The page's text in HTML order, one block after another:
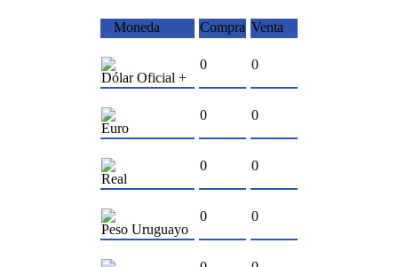
Moneda Compra Venta
Dólar Oficial +
0 0
Euro
0 0
Real
0 0
Peso Uruguayo
0 0